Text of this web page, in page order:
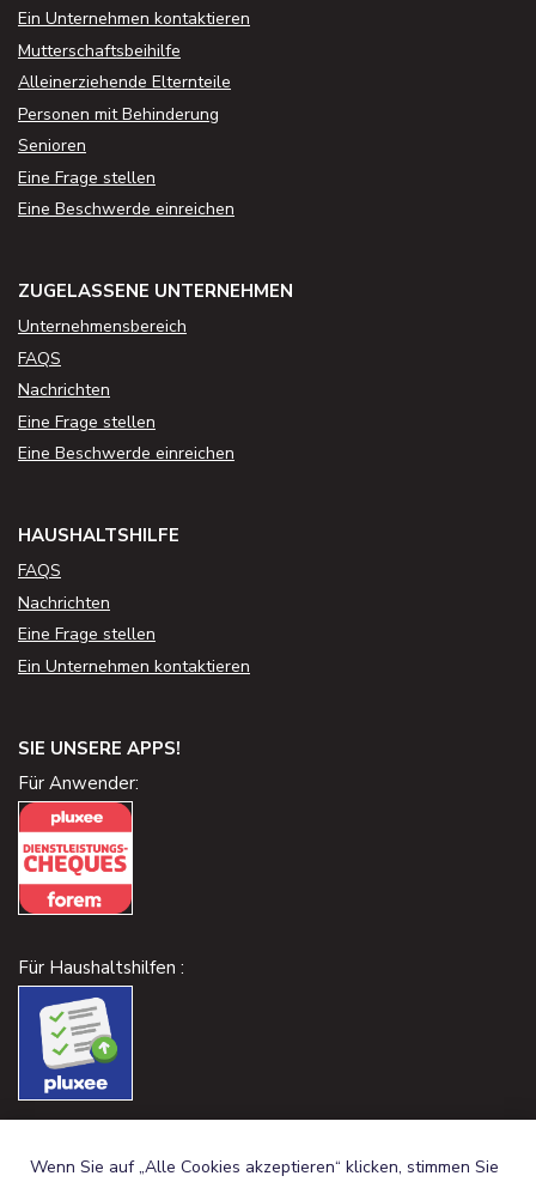
Ein Unternehmen kontaktieren
Mutterschaftsbeihilfe
Alleinerziehende Elternteile
Personen mit Behinderung
Senioren
Eine Frage stellen
Eine Beschwerde einreichen
ZUGELASSENE UNTERNEHMEN
Unternehmensbereich
FAQS
Nachrichten
Eine Frage stellen
Eine Beschwerde einreichen
HAUSHALTSHILFE
FAQS
Nachrichten
Eine Frage stellen
Ein Unternehmen kontaktieren
SIE UNSERE APPS!
Für Anwender:
Für Haushaltshilfen :
Wenn Sie auf „Alle Cookies akzeptieren“ klicken, stimmen Sie